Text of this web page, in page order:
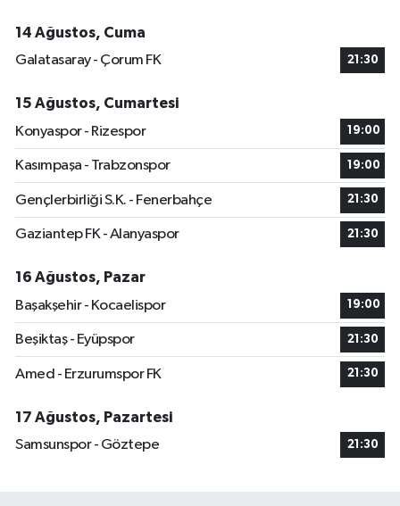
14 Ağustos, Cuma
Galatasaray - Çorum FK
21:30
15 Ağustos, Cumartesi
Konyaspor - Rizespor
19:00
Kasımpaşa - Trabzonspor 19:00
Gençlerbirliği S.K. - Fenerbahçe 21:30
Gaziantep FK - Alanyaspor 21:30
16 Ağustos, Pazar
Başakşehir - Kocaelispor
19:00
Beşiktaş - Eyüpspor 21:30
Amed - Erzurumspor FK 21:30
17 Ağustos, Pazartesi
Samsunspor - Göztepe
21:30